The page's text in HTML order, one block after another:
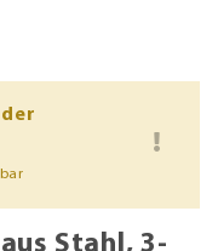
Stahl, 3-